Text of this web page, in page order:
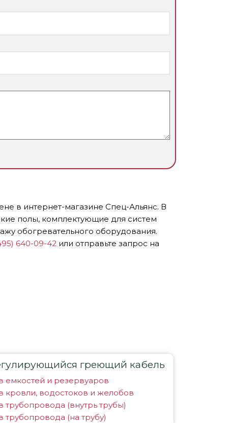
в интернет-магазине Спец-Альянс. В
полы, комплектующие для систем
обогревательного оборудования.
640-09-42 или отправьте запрос на
греющий кабель
емкостей и резервуаров
кровли, водостоков и желобов
трубопровода (внутрь трубы)
трубопровода (на трубу)